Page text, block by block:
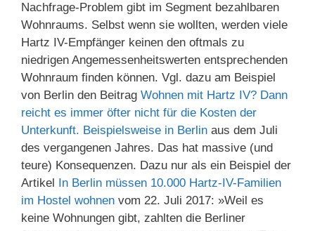
Nachfrage-Problem gibt im Segment bezahlbaren
Wohnraums. Selbst wenn sie wollten, werden viele
Hartz IV-Empfänger keinen den oftmals zu
niedrigen Angemessenheitswerten entsprechenden
Wohnraum finden können. Vgl. dazu am Beispiel
von Berlin den Beitrag Wohnen mit Hartz IV? Dann
reicht es immer öfter nicht für die Kosten der
Unterkunft. Beispielsweise in Berlin aus dem Juli
des vergangenen Jahres. Das hat massive (und
teure) Konsequenzen. Dazu nur als ein Beispiel der
Artikel
In Berlin müssen 10.000 Hartz-IV-Familien
im Hostel wohnen vom 22. Juli 2017: »Weil es
keine Wohnungen gibt, zahlten die Berliner